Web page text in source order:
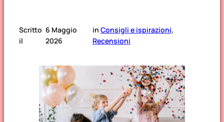
Scritto
il
6 Maggio
2026
in Consigli e ispirazioni
Recensioni